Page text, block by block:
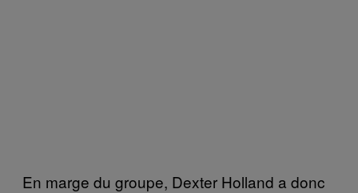
En marge du groupe, Dexter Holland a donc